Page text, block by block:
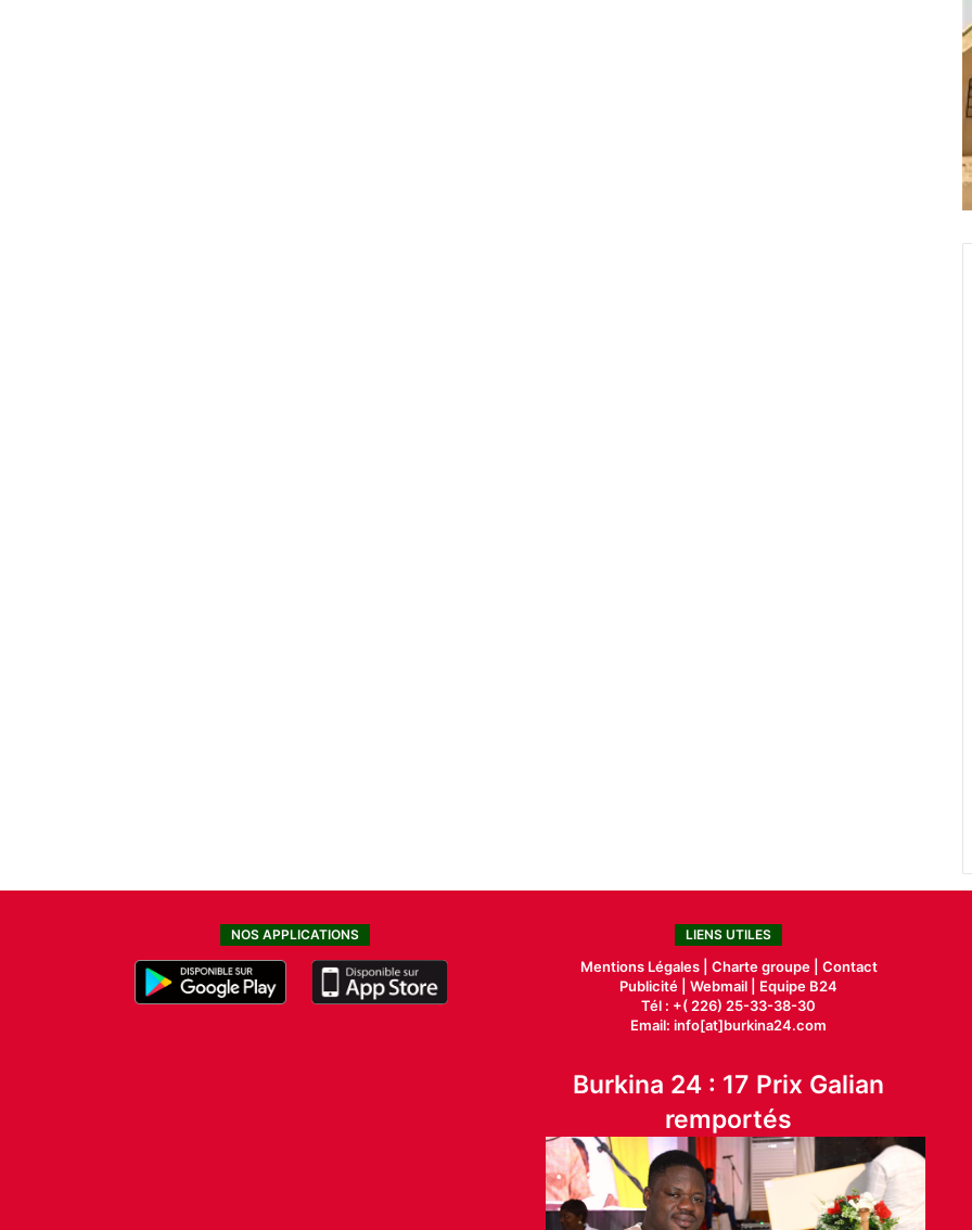
NOS APPLICATIONS LIENS UTILES
Mentions Légales | Charte groupe | Contact
Publicité |Webmail |
Equipe B24
Tél : +( 226) 25-33-38-30
Email: info[at]burkina24.com
Burkina 24 : 17 Prix Galian
remportés